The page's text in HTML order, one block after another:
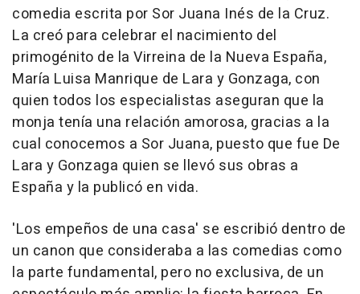
comedia escrita por Sor Juana Inés de la Cruz.
La creó para celebrar el nacimiento del
primogénito de la Virreina de la Nueva España,
María Luisa Manrique de Lara y Gonzaga, con
quien todos los especialistas aseguran que la
monja tenía una relación amorosa, gracias a la
cual conocemos a Sor Juana, puesto que fue De
Lara y Gonzaga quien se llevó sus obras a
España y la publicó en vida.
'Los empeños de una casa' se escribió dentro de
un canon que consideraba a las comedias como
la parte fundamental, pero no exclusiva, de un